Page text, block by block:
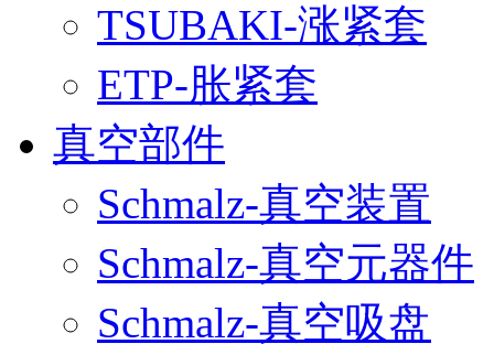
TSUBAKI-涨紧套
ETP-胀紧套
真空部件
Schmalz-真空装置
Schmalz-真空元器件
Schmalz-真空吸盘